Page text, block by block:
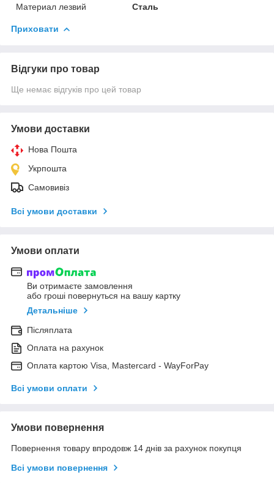
Материал лезвий
Сталь
Приховати
Відгуки про товар
Ще немає відгуків про цей товар
Умови доставки
Нова Пошта
Укрпошта
Самовивіз
Всі умови доставки
Умови оплати
Ви отримаєте замовлення
або гроші повернуться на вашу картку
Детальніше
Післяплата
Оплата на рахунок
Оплата картою Visa, Mastercard - WayForPay
Всі умови оплати
Умови повернення
Повернення товару впродовж 14 днів за рахунок покупця
Всі умови повернення